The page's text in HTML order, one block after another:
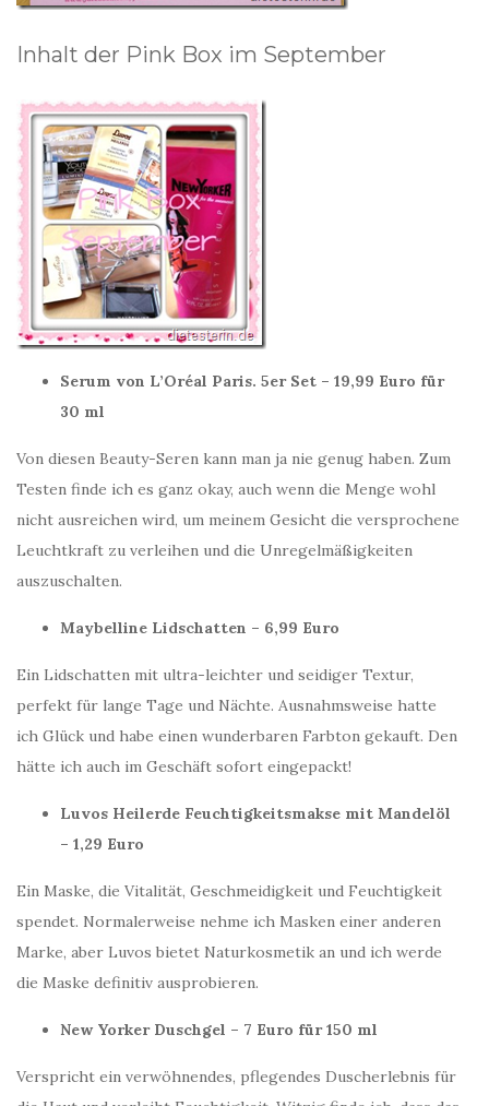
Inhalt der Pink Box im September
Serum von L’Oréal Paris. 5er Set – 19,99 Euro für
30 ml
Von diesen Beauty-Seren kann man ja nie genug haben. Zum
Testen finde ich es ganz okay, auch wenn die Menge wohl
nicht ausreichen wird, um meinem Gesicht die versprochene
Leuchtkraft zu verleihen und die Unregelmäßigkeiten
auszuschalten.
Maybelline Lidschatten – 6,99 Euro
Ein Lidschatten mit ultra-leichter und seidiger Textur,
perfekt für lange Tage und Nächte. Ausnahmsweise hatte
ich Glück und habe einen wunderbaren Farbton gekauft. Den
hätte ich auch im Geschäft sofort eingepackt!
Luvos Heilerde Feuchtigkeitsmakse mit Mandelöl
– 1,29 Euro
Ein Maske, die Vitalität, Geschmeidigkeit und Feuchtigkeit
spendet. Normalerweise nehme ich Masken einer anderen
Marke, aber Luvos bietet Naturkosmetik an und ich werde
die Maske definitiv ausprobieren.
New Yorker Duschgel – 7 Euro für 150 ml
Verspricht ein verwöhnendes, pflegendes Duscherlebnis für